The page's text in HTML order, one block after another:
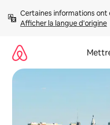
directement
Afficher la langue d'origine